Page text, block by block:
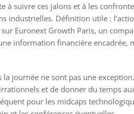
à suivre ces jalons et à les
industrielles. Définition utile :
sur Euronext Growth Paris, un
information financière encadrée,
journée ne sont pas une
et de donner du temps
pour les midcaps